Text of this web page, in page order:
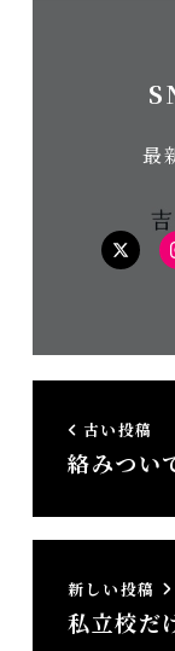
最
古い投稿
絡みつい
新しい投稿
私立校だ